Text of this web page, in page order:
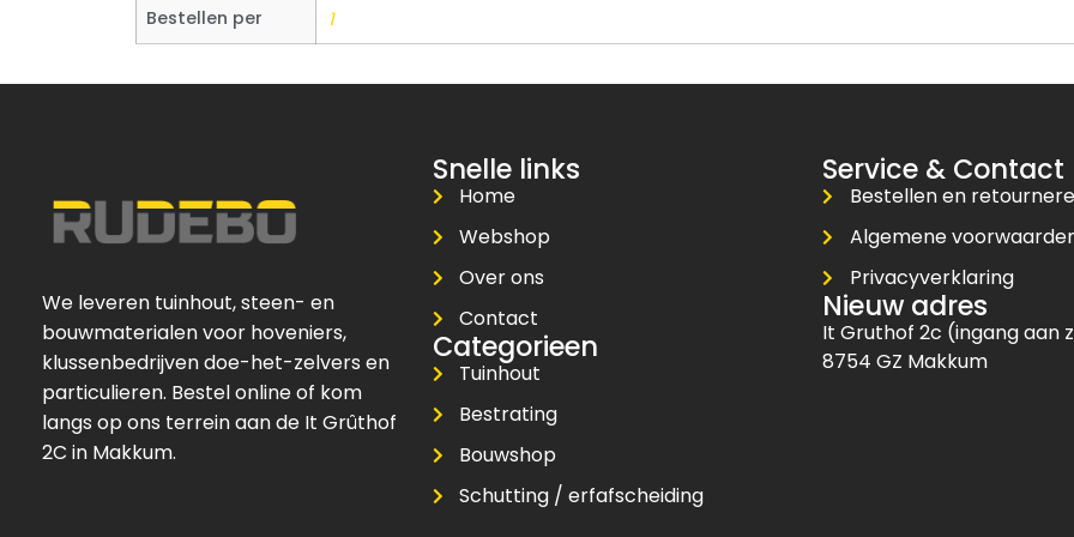
Bestellen per
1
We leveren tuinhout, steen- en
bouwmaterialen voor hoveniers,
klussenbedrijven doe-het-zelvers en
particulieren. Bestel online of kom
langs op ons terrein aan de It Grûthof
2C in Makkum.
Snelle links
Home
Webshop
Over ons
Contact
Categorieen
Tuinhout
Bestrating
Bouwshop
Schutting / erfafscheiding
Service & Contact
Bestellen en
Algemene
Privacyverklaring
Nieuw adres
It Gruthof 2c (ingang aan
8754 GZ Makkum